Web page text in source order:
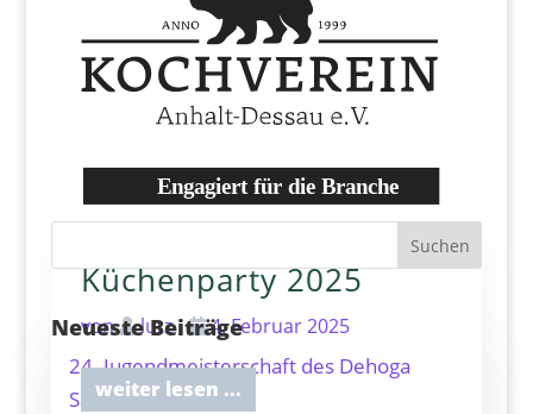
Küchenparty 2025
von lutz 4. Februar 2025
weiter lesen ...
Suchen
Neueste Beiträge
24. Jugendmeisterschaft des Dehoga
Sachsen-Anhalt e.V.